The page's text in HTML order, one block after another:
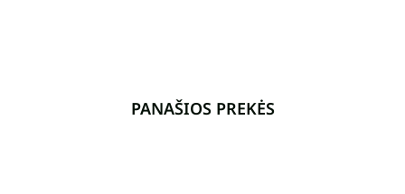
PANAŠIOS PREKĖS